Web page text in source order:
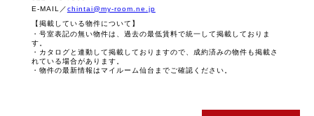
E-MAIL／chintai@my-room.ne.jp
【掲載している物件について】
・号室表記の無い物件は、過去の最低賃料で統一して掲載しておりま
す。
・カタログと連動して掲載しておりますので、成約済みの物件も掲載さ
れている場合があります。
・物件の最新情報はマイルーム仙台までご確認ください。